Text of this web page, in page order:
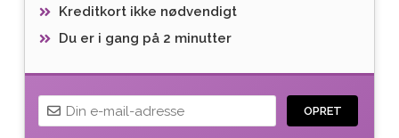
Kreditkort ikke nødvendigt
Du er i gang på 2 minutter
OPRET